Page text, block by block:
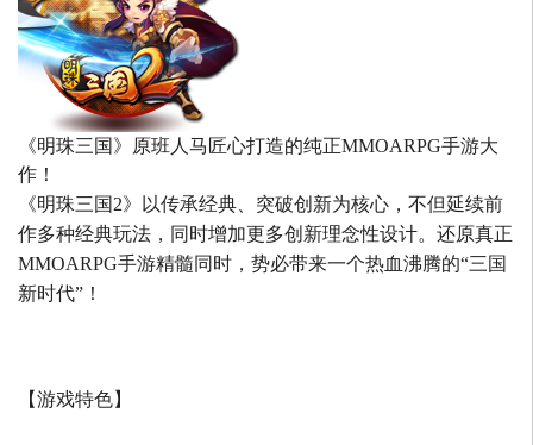
《明珠三国》原班人马匠心打造的纯正MMOARPG手游大
作！
《明珠三国2》以传承经典、突破创新为核心，不但延续前
作多种经典玩法，同时增加更多创新理念性设计。还原真正
MMOARPG手游精髓同时，势必带来一个热血沸腾的“三国
新时代”！
【游戏特色】